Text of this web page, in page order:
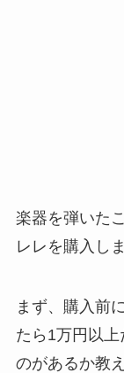
楽器を弾いた
レレを購入し
まず、購入前
たら1万円以上
のがあるか教